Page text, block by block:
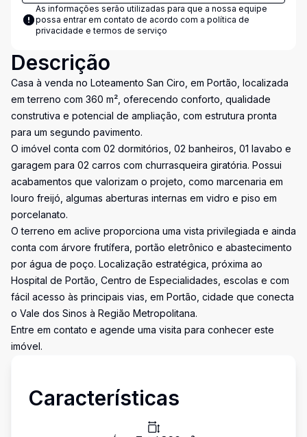
As informações serão utilizadas para que a nossa equipe
possa entrar em contato de acordo com a política de
privacidade e termos de serviço
Descrição
Casa à venda no Loteamento San Ciro, em Portão, localizada
em terreno com 360 m², oferecendo conforto, qualidade
construtiva e potencial de ampliação, com estrutura pronta
para um segundo pavimento.
O imóvel conta com 02 dormitórios, 02 banheiros, 01 lavabo e
garagem para 02 carros com churrasqueira giratória. Possui
acabamentos que valorizam o projeto, como marcenaria em
louro freijó, algumas aberturas internas em vidro e piso em
porcelanato.
O terreno em aclive proporciona uma vista privilegiada e ainda
conta com árvore frutífera, portão eletrônico e abastecimento
por água de poço. Localização estratégica, próxima ao
Hospital de Portão, Centro de Especialidades, escolas e com
fácil acesso às principais vias, em Portão, cidade que conecta
o Vale dos Sinos à Região Metropolitana.
Entre em contato e agende uma visita para conhecer este
imóvel.
Características